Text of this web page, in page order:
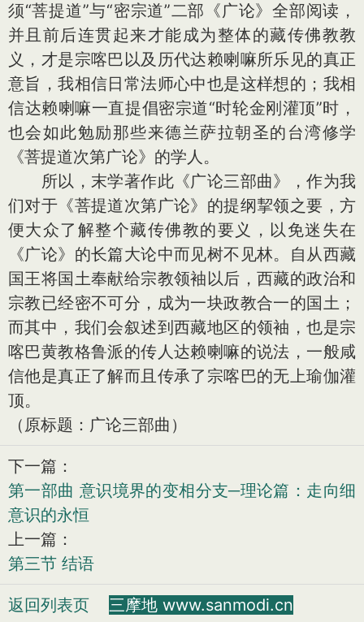
须“菩提道”与“密宗道”二部《广论》全部阅读，
并且前后连贯起来才能成为整体的藏传佛教教
义，才是宗喀巴以及历代达赖喇嘛所乐见的真正
意旨，我相信日常法师心中也是这样想的；我相
信达赖喇嘛一直提倡密宗道“时轮金刚灌顶”时，
也会如此勉励那些来德兰萨拉朝圣的台湾修学
《菩提道次第广论》的学人。
所以，末学著作此《广论三部曲》，作为我
们对于《菩提道次第广论》的提纲挈领之要，方
便大众了解整个藏传佛教的要义，以免迷失在
《广论》的长篇大论中而见树不见林。自从西藏
国王将国土奉献给宗教领袖以后，西藏的政治和
宗教已经密不可分，成为一块政教合一的国土；
而其中，我们会叙述到西藏地区的领袖，也是宗
喀巴黄教格鲁派的传人达赖喇嘛的说法，一般咸
信他是真正了解而且传承了宗喀巴的无上瑜伽灌
顶。
（原标题：广论三部曲）
下一篇：
第一部曲 意识境界的变相分支─理论篇：走向细
意识的永恒
上一篇：
第三节 结语
返回列表页 三摩地 www.sanmodi.cn